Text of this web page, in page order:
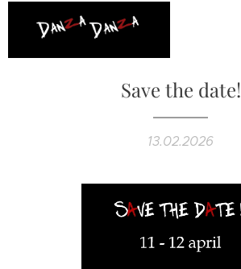
Save the date!
13.02.2026